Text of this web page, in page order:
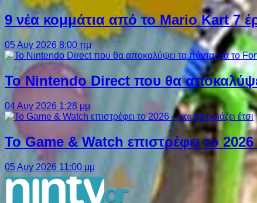
9 νέα κομμάτια από το Mario Kart 7
05 Αυγ 2026 8:00 πμ
Το Nintendo Direct που θα
04 Αυγ 2026 1:28 μμ
Το Game & Watch επιστρέφει το 2026
05 Αυγ 2026 11:00 μμ